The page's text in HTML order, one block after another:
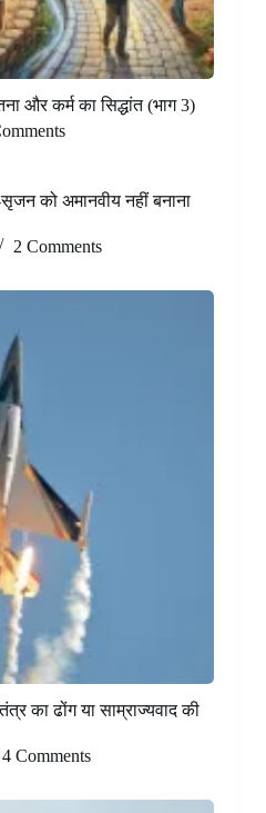
और कर्म का सिद्धांत (भाग 3)
सृजन को अमानवीय नहीं बनाना
2 Comments
का ढोंग या साम्राज्यवाद की
4 Comments